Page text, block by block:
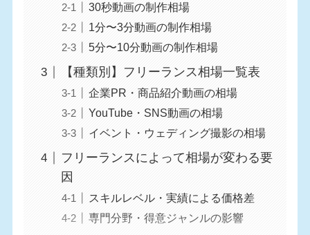
30秒動画の制作相場
1分〜3分動画の制作相場
5分〜10分動画の制作相場
【種類別】フリーランス相場一覧表
企業PR・商品紹介動画の相場
YouTube・SNS動画の相場
イベント・ウェディング撮影の相場
フリーランスによって相場が変わる要
因
スキルレベル・実績による価格差
専門分野・得意ジャンルの影響